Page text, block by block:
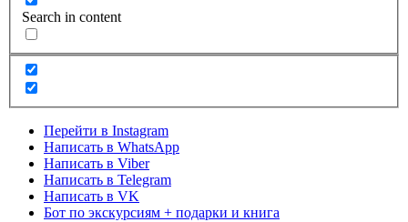
Search in content
Перейти в Instagram
Написать в WhatsApp
Написать в Viber
Написать в Telegram
Написать в VK
Бот по экскурсиям + подарки и книга